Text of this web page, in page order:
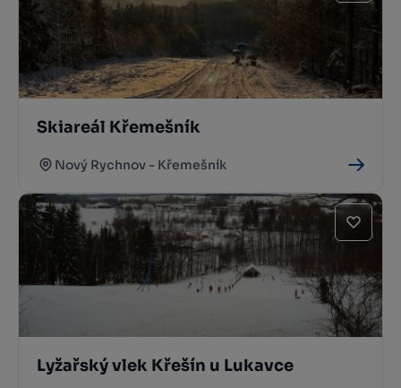
Skiareál Křemešník
Nový Rychnov - Křemešník
Lyžařský vlek Křešín u Lukavce